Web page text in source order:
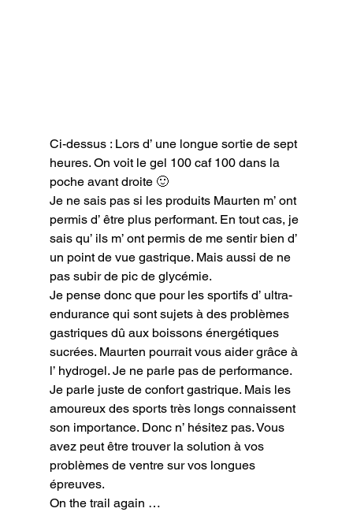
Ci-dessus : Lors d’ une longue sortie de sept
heures. On voit le gel 100 caf 100 dans la
poche avant droite 🙂
Je ne sais pas si les produits Maurten m’ ont
permis d’ être plus performant. En tout cas, je
sais qu’ ils m’ ont permis de me sentir bien d’
un point de vue gastrique. Mais aussi de ne
pas subir de pic de glycémie.
Je pense donc que pour les sportifs d’ ultra-
endurance qui sont sujets à des problèmes
gastriques dû aux boissons énergétiques
sucrées. Maurten pourrait vous aider grâce à
l’ hydrogel. Je ne parle pas de performance.
Je parle juste de confort gastrique. Mais les
amoureux des sports très longs connaissent
son importance. Donc n’ hésitez pas. Vous
avez peut être trouver la solution à vos
problèmes de ventre sur vos longues
épreuves.
On the trail again …